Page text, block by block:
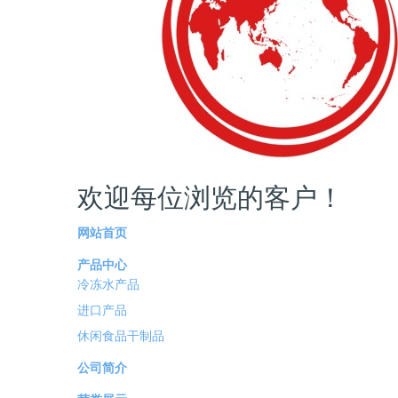
欢迎每位浏览的客户！
网站首页
产品中心
冷冻水产品
进口产品
休闲食品干制品
公司简介
为您推荐